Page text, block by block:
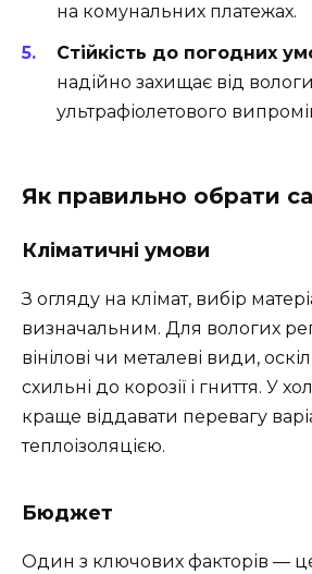
на комунальних платежах.
Стійкість до погодних
надійно захищає від вологи,
ультрафіолетового
Як правильно обрати
Кліматичні умови
З огляду на клімат, вибір
визначальним. Для вологих
вінілові чи металеві види,
схильні до корозії і гниття. У
краще віддавати перевагу
теплоізоляцією.
Бюджет
Один з ключових факторів —